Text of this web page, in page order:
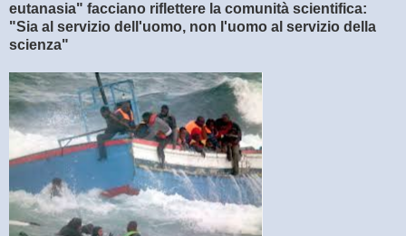
eutanasia" facciano riflettere la comunità scientifica:
"Sia al servizio dell'uomo, non l'uomo al servizio della
scienza"